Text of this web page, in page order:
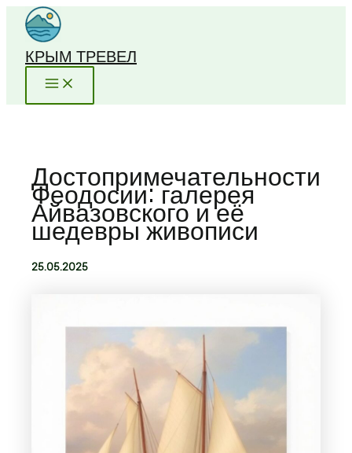
Перейти
содержимому
КРЫМ ТРЕВЕЛ
Достопримечательности
Феодосии: галерея
Айвазовского и её
шедевры живописи
25.05.2025